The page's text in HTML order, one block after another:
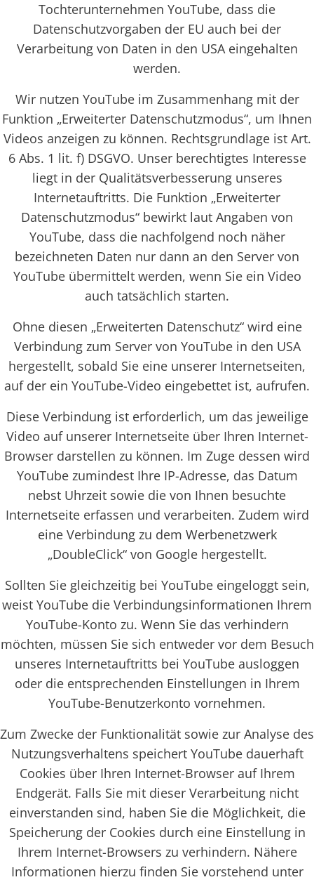
Tochterunternehmen YouTube, dass die
Datenschutzvorgaben der EU auch bei der
Verarbeitung von Daten in den USA eingehalten
werden.
Wir nutzen YouTube im Zusammenhang mit der
Funktion „Erweiterter Datenschutzmodus“, um Ihnen
Videos anzeigen zu können. Rechtsgrundlage ist Art.
6 Abs. 1 lit. f) DSGVO. Unser berechtigtes Interesse
liegt in der Qualitätsverbesserung unseres
Internetauftritts. Die Funktion „Erweiterter
Datenschutzmodus“ bewirkt laut Angaben von
YouTube, dass die nachfolgend noch näher
bezeichneten Daten nur dann an den Server von
YouTube übermittelt werden, wenn Sie ein Video
auch tatsächlich starten.
Ohne diesen „Erweiterten Datenschutz“ wird eine
Verbindung zum Server von YouTube in den USA
hergestellt, sobald Sie eine unserer Internetseiten,
auf der ein YouTube-Video eingebettet ist, aufrufen.
Diese Verbindung ist erforderlich, um das jeweilige
Video auf unserer Internetseite über Ihren Internet-
Browser darstellen zu können. Im Zuge dessen wird
YouTube zumindest Ihre IP-Adresse, das Datum
nebst Uhrzeit sowie die von Ihnen besuchte
Internetseite erfassen und verarbeiten. Zudem wird
eine Verbindung zu dem Werbenetzwerk
„DoubleClick“ von Google hergestellt.
Sollten Sie gleichzeitig bei YouTube eingeloggt sein,
weist YouTube die Verbindungsinformationen Ihrem
YouTube-Konto zu. Wenn Sie das verhindern
möchten, müssen Sie sich entweder vor dem Besuch
unseres Internetauftritts bei YouTube ausloggen
oder die entsprechenden Einstellungen in Ihrem
YouTube-Benutzerkonto vornehmen.
Zum Zwecke der Funktionalität sowie zur Analyse des
Nutzungsverhaltens speichert YouTube dauerhaft
Cookies über Ihren Internet-Browser auf Ihrem
Endgerät. Falls Sie mit dieser Verarbeitung nicht
einverstanden sind, haben Sie die Möglichkeit, die
Speicherung der Cookies durch eine Einstellung in
Ihrem Internet-Browsers zu verhindern. Nähere
Informationen hierzu finden Sie vorstehend unter